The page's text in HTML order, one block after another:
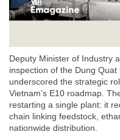
Deputy Minister of Industry
inspection of the Dung
underscored the strategic
Vietnam’s E10 roadmap.
restarting a single plant: it
chain linking feedstock,
nationwide distribution.